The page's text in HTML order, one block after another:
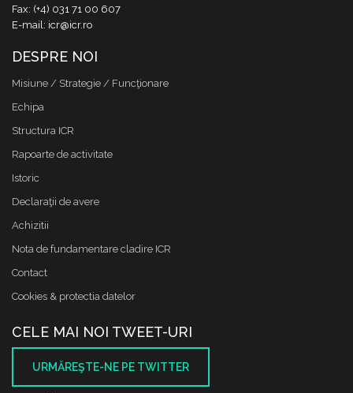
Fax: (+4) 031 71 00 607
E-mail: icr@icr.ro
DESPRE NOI
Misiune / Strategie / Funcţionare
Echipa
Structura ICR
Rapoarte de activitate
Istoric
Declaraţii de avere
Achizitii
Nota de fundamentare cladire ICR
Contact
Cookies & protectia datelor
CELE MAI NOI TWEET-URI
URMĂREŞTE-NE PE TWITTER